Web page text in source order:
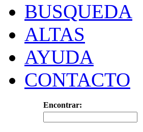
BUSQUEDA
ALTAS
AYUDA
CONTACTO
Encontrar: